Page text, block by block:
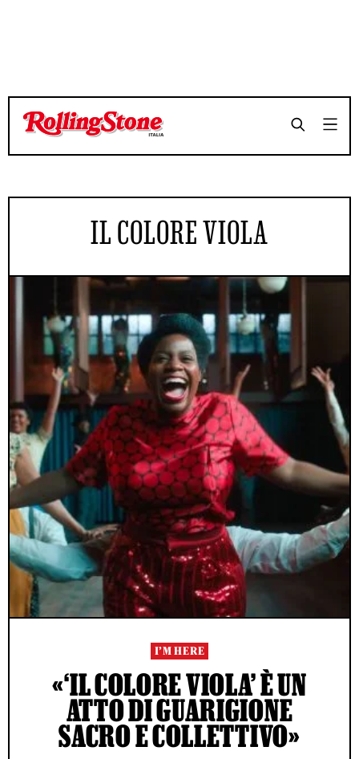
IL COLORE VIOLA
I’M HERE
«‘IL COLORE VIOLA’ È UN
ATTO DI GUARIGIONE
SACRO E COLLETTIVO»